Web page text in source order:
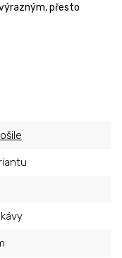
přesto